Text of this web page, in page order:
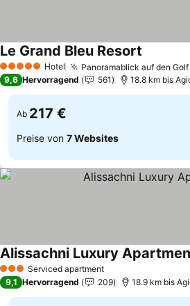
5 Sterne Hotel Panoramablick auf den
Le Grand Bleu Resort
9,6 Hervorragend 561 18.8 km bis
Ab 217 €
Preise von 7 Websites
3 SterneServiced apartment
Alissachni Luxury
9,1 Hervorragend 209 18.9 km bis